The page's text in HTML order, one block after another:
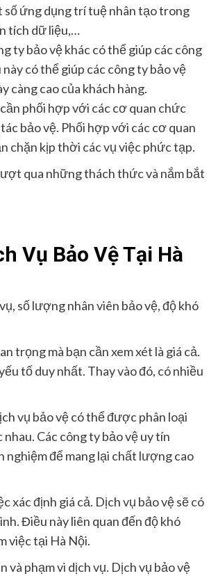
số ứng dụng trí tuệ nhân tạo trong
tích dữ liệu,…
ty bảo vệ khác có thể giúp các công
có thể giúp các công ty bảo vệ
càng cao của khách hàng.
phối hợp với các cơ quan chức
bảo vệ. Phối hợp với các cơ quan
chặn kịp thời các vụ việc phức tạp.
qua những thách thức và nắm bắt
Vụ Bảo Vệ Tại Hà
số lượng nhân viên bảo vệ, độ khó
trọng mà bạn cần xem xét là giá cả.
tố duy nhất. Thay vào đó, có nhiều
vụ bảo vệ có thể được phân loại
Các công ty bảo vệ uy tín
để mang lại chất lượng cao
xác định giá cả. Dịch vụ bảo vệ sẽ có
Điều này liên quan đến độ khó
việc tại Hà Nội.
và phạm vi dịch vụ. Dịch vụ bảo vệ